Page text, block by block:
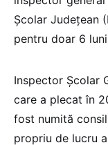
Școlar Județean
pentru doar 6
Inspector Școlar
care a plecat în
fost numită
propriu de lucru